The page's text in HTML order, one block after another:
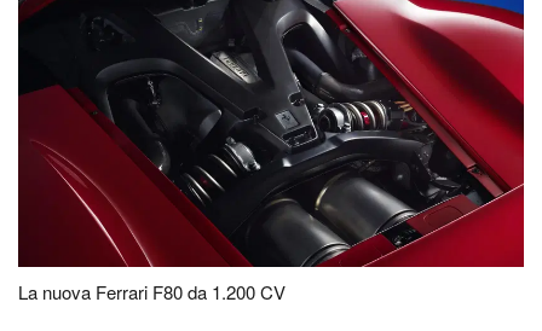
La nuova Ferrari F80 da 1.200 CV